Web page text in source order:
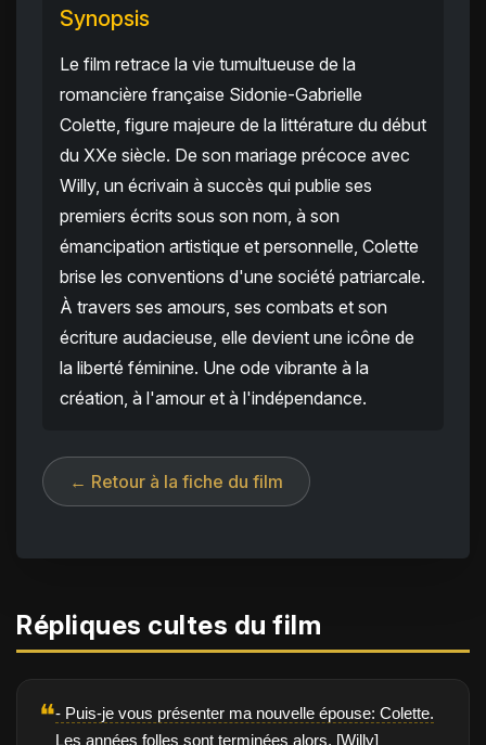
Synopsis
Le film retrace la vie tumultueuse de la
romancière française Sidonie-Gabrielle
Colette, figure majeure de la littérature du début
du XXe siècle. De son mariage précoce avec
Willy, un écrivain à succès qui publie ses
premiers écrits sous son nom, à son
émancipation artistique et personnelle, Colette
brise les conventions d'une société patriarcale.
À travers ses amours, ses combats et son
écriture audacieuse, elle devient une icône de
la liberté féminine. Une ode vibrante à la
création, à l'amour et à l'indépendance.
← Retour à la fiche du film
Répliques cultes du film
❝- Puis-je vous présenter ma nouvelle épouse: Colette.
Les années folles sont terminées alors. [Willy]